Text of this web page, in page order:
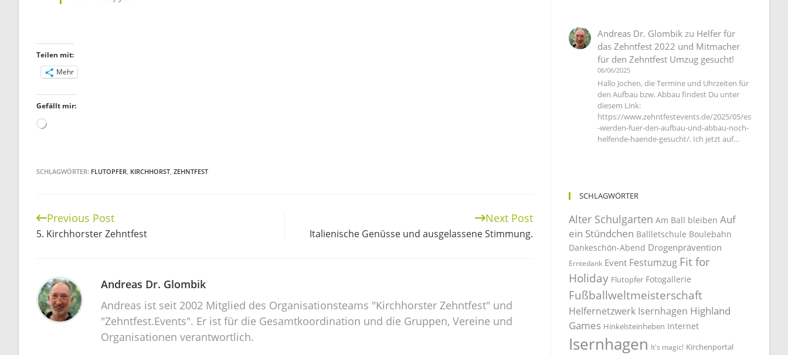
Teilen mit:
Mehr
Gefällt mir:
Wird
SCHLAGWÖRTER: FLUTOPFER KIRCHHORST ZEHNTFEST
Continue
Reading
Previous Post
5. Kirchhorster Zehntfest
Next Post
Italienische Genüsse und ausgelassene Stimmung.
Andreas Dr. Glombik
Andreas ist seit 2002 Mitglied des Organisationsteams "Kirchhorster Zehntfest" und
"Zehntfest.Events". Er ist für die Gesamtkoordination und die Gruppen, Vereine und
Organisationen verantwortlich.
Andreas Dr. Glombik zu Helfer für
das Zehntfest 2022 und Mitmacher
für den Zehntfest Umzug gesucht!
06/06/2025
Hallo Jochen, die Termine und Uhrzeiten für
den Aufbau bzw. Abbau findest Du unter
diesem Link:
https://www.zehntfestevents.de/2025/05/es
-werden-fuer-den-aufbau-und-abbau-noch-
helfende-haende-gesucht/. Ich jetzt auf…
SCHLAGWÖRTER
Alter Schulgarten Am Ball bleiben Auf
ein Stündchen Ballletschule Boulebahn
Dankeschön-Abend Drogenprävention
Erntedank Event Festumzug Fit for
Holiday Flutopfer Fotogallerie
Fußballweltmeisterschaft
Helfernetzwerk Isernhagen Highland
Games Hinkelsteinheben Internet
Isernhagen It's magic! Kirchenportal